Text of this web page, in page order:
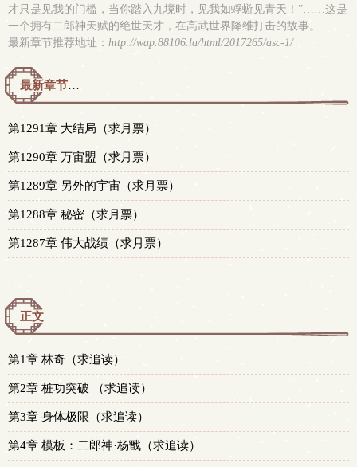
才只是见我的门槛，当你踏入九境时，见我如蜉蝣见青天！”……这是
一个拥有二郎神天赋的绝世天才，在高武世界降维打击的故事。 ……
最新章节推荐地址： http://wap.88106.la/html/2017265/asc-1/
最新章节预览 更新时间：2026-06-16T23:06:00
第1291章 大结局（求月票）
第1290章 万宙盟（求月票）
第1289章 另外的宇宙（求月票）
第1288章 秘密（求月票）
第1287章 伟大战绩（求月票）
正文
第1章 林奇（求追读）
第2章 桩功突破 （求追读）
第3章 身体极限（求追读）
第4章 模板：二郎神·杨戬（求追读）